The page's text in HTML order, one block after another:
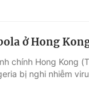
ở Hong
chính Hong Kong
bị nghi nhiễm